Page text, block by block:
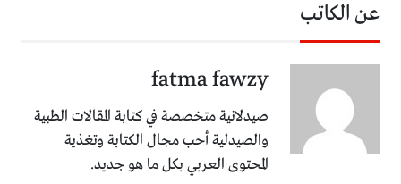
عن الكاتب
fatma fawzy
صيدلانية متخصصة في كتابة المقالات الطبية
والصيدلية أحب مجال الكتابة وتغذية
المحتوى العربي بكل ما هو جديد.